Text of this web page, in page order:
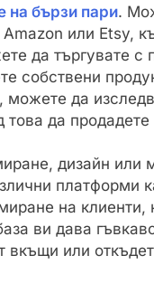
на бързи пари.
или Etsy,
да търгувате с
собствени
можете да
да
дизайн или
платформи
на клиенти,
ви дава
вкъщи или